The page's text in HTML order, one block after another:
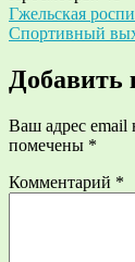
по
записям
Гжельская
Спортивный
Добавить
Ваш адрес email
помечены *
Комментарий *